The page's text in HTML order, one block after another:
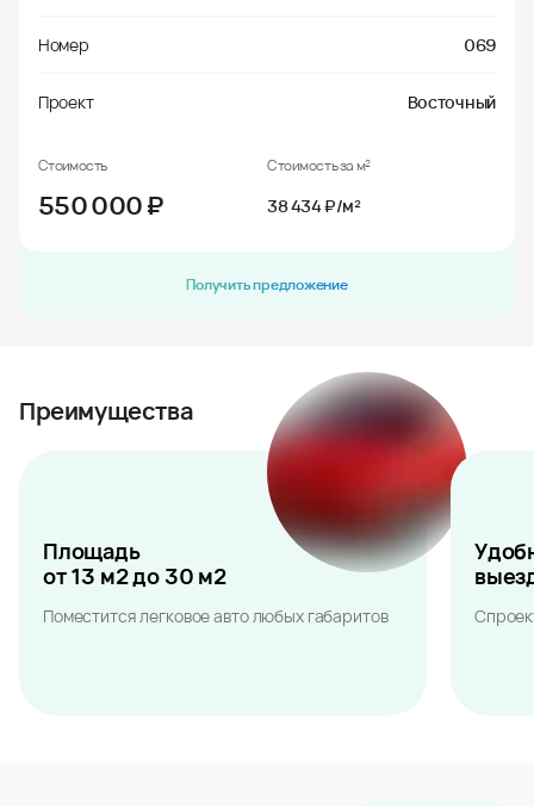
Номер 069
Проект Восточный
Стоимость
550 000₽
Стоимость за м²
38 434 ₽/м²
Получить предложение
Преимущества
Площадь
от 13 м2 до 30 м2
Поместится легковое авто любых габаритов